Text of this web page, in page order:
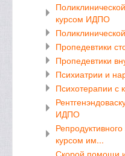
курсом ИДПО
Пропедевтики
Пропедевтики
Психиатрии и
Психотерапии
ИДПО
курсом им...
Скорой помощи